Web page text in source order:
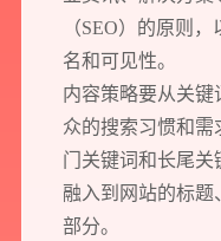
（SEO）的原则
名和可见性。
内容策略要从关键
众的搜索习惯和
门关键词和长尾
融入到网站的标题
部分。